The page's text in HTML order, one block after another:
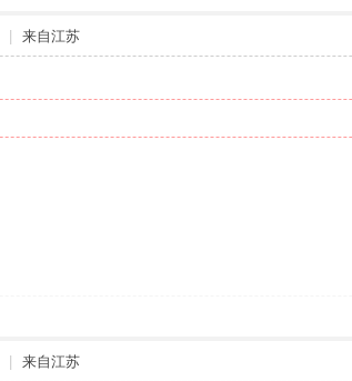
来自江苏
来自江苏